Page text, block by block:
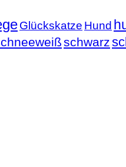
Glückskatze Hund
schwarz